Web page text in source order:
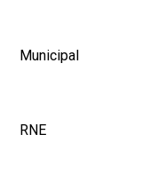
Municipal
RNE